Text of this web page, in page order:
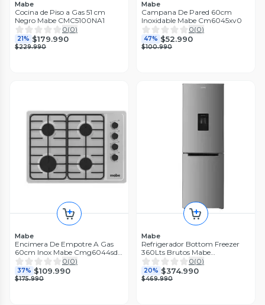
Mabe
Cocina de Piso a Gas 51 cm
Negro Mabe CMC5100NA1
0(0)
21% $179.990
$229.990
Mabe
Campana De Pared 60cm
Inoxidable Mabe Cm6045xv0
0(0)
47% $52.990
$100.990
Mabe
Encimera De Empotre A Gas
60cm Inox Mabe Cmg6044sd-
1cl
0(0)
37% $109.990
$175.990
Mabe
Refrigerador Bottom Freezer
360Lts Brutos Mabe
RMB432PXLRS0
0(0)
20% $374.990
$469.990